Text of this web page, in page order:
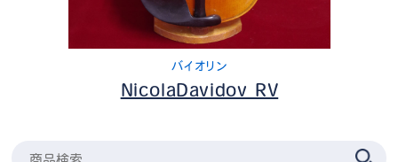
バイオリン
NicolaDavidov RV